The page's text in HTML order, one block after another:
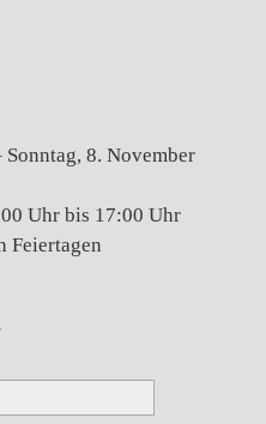
Sonntag, 8. November
Uhr bis 17:00 Uhr
Feiertagen